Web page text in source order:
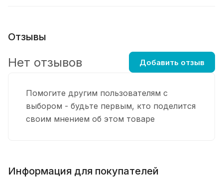
Отзывы
Помогите другим пользователям с
выбором - будьте первым, кто поделится
своим мнением об этом товаре
Нет отзывов Добавить отзыв
Информация для покупателей